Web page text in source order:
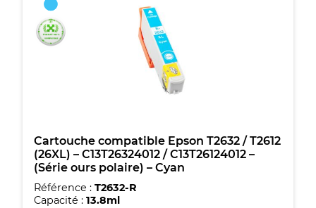
T2632
/
T2612
(Série
ours
polaire)
-
Cyan
Cartouche compatible Epson T2632 / T2612
(26XL) – C13T26324012 / C13T26124012 –
(Série ours polaire) – Cyan
Référence : T2632-R
Capacité : 13.8ml